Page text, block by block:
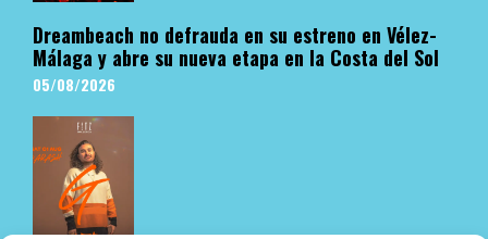
Dreambeach no defrauda en su estreno en Vélez-
Málaga y abre su nueva etapa en la Costa del Sol
05/08/2026